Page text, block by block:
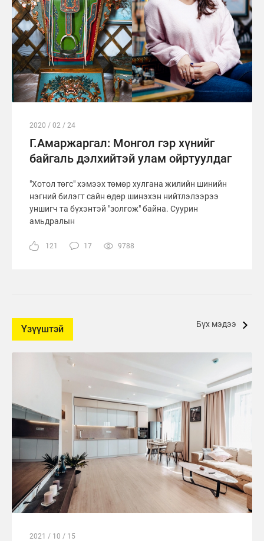
2020 / 02 / 24
Г.Амаржаргал: Монгол гэр хүнийг
байгаль дэлхийтэй улам ойртуулдаг
"Хотол төгс" хэмээх төмөр хулгана жилийн шинийн
нэгний билэгт сайн өдөр шинэхэн нийтлэлээрээ
уншигч та бүхэнтэй "золгож" байна. Суурин
амьдралын
121 17 9788
Үзүүштэй Бүх мэдээ
2021 / 10 / 15